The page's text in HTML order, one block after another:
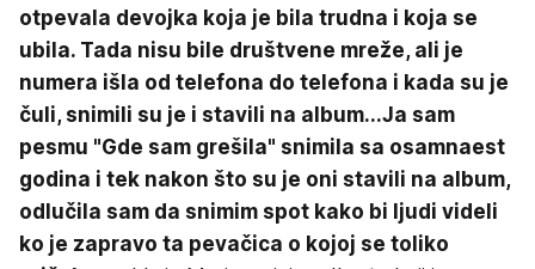
otpevala devojka koja je bila trudna i koja se
ubila. Tada nisu bile društvene mreže, ali je
numera išla od telefona do telefona i kada su je
čuli, snimili su je i stavili na album...Ja sam
pesmu "Gde sam grešila" snimila sa osamnaest
godina i tek nakon što su je oni stavili na album,
odlučila sam da snimim spot kako bi ljudi videli
ko je zapravo ta pevačica o kojoj se toliko